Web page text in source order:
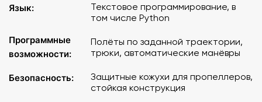
- Контроллер полета
- Аккумулятор
Безопасность: Защита от повреждений: конструкция
Язык:
Текстовое программирование, в
том числе Python
Программные
возможности:
Полёты по заданной траектории,
трюки, автоматические манёвры
Безопасность:
Защитные кожухи для пропеллеров,
стойкая конструкция